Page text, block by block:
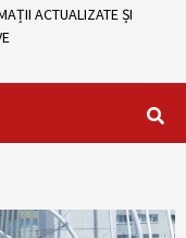
ACTUALIZATE ȘI